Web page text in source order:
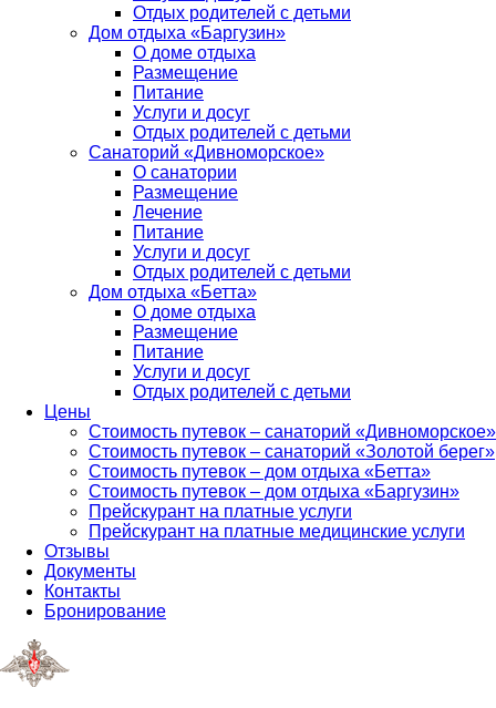
Отдых родителей с детьми
Дом отдыха «Баргузин»
О доме отдыха
Размещение
Питание
Услуги и досуг
Отдых родителей с детьми
Санаторий «Дивноморское»
О санатории
Размещение
Лечение
Питание
Услуги и досуг
Отдых родителей с детьми
Дом отдыха «Бетта»
О доме отдыха
Размещение
Питание
Услуги и досуг
Отдых родителей с детьми
Цены
Стоимость путевок – санаторий «Дивноморское»
Стоимость путевок – санаторий «Золотой берег»
Стоимость путевок – дом отдыха «Бетта»
Стоимость путевок – дом отдыха «Баргузин»
Прейскурант на платные услуги
Прейскурант на платные медицинские услуги
Отзывы
Документы
Контакты
Бронирование